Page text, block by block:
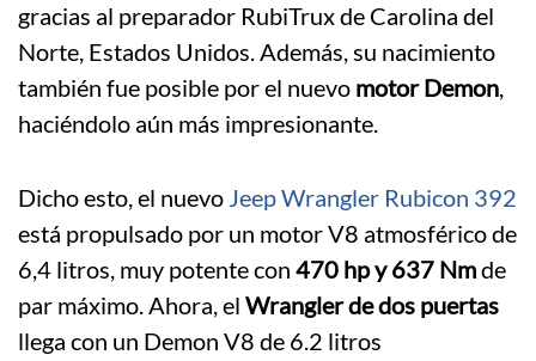
gracias al preparador RubiTrux de Carolina del
Norte, Estados Unidos. Además, su nacimiento
también fue posible por el nuevo motor Demon,
haciéndolo aún más impresionante.
Dicho esto, el nuevo Jeep Wrangler Rubicon 392
está propulsado por un motor V8 atmosférico de
6,4 litros, muy potente con 470 hp y 637 Nmde
par máximo. Ahora, el Wrangler de dos puertas
llega con un Demon V8 de 6.2 litros